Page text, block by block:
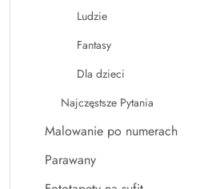
Ludzie
Fantasy
Dla dzieci
Najczęstsze Pytania
Malowanie po numerach
Parawany